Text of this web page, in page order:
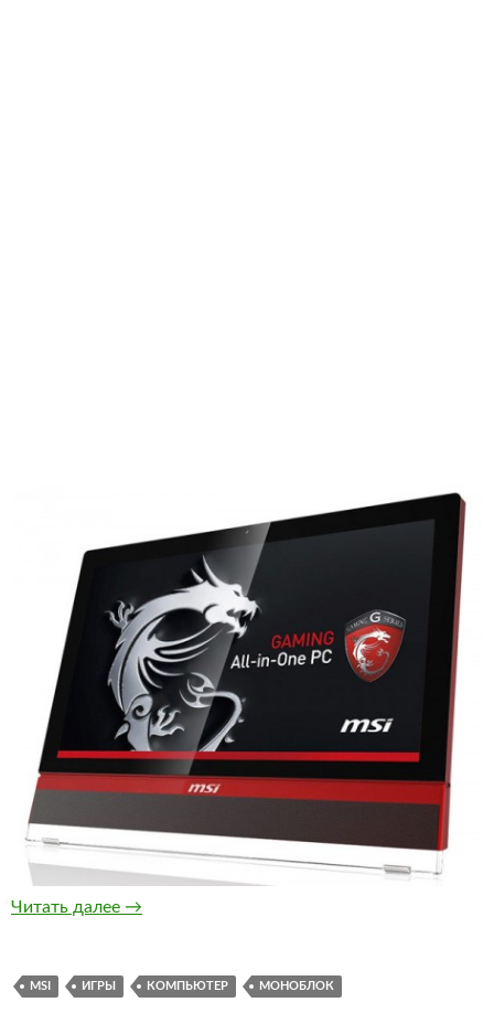
Читать далее MSI AG2712A — игровой моноблок на Intel
→
MSI ИГРЫ КОМПЬЮТЕР МОНОБЛОК